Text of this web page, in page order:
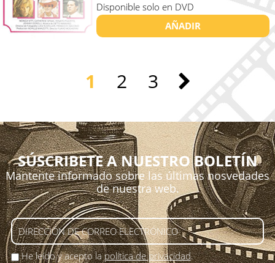
Disponible solo en DVD
AÑADIR
1 2 3
SÚSCRIBETE A NUESTRO BOLETÍN
Mantente informado sobre las últimas nosvedades
de nuestra web.
He leído y acepto lapolítica de privacidad.